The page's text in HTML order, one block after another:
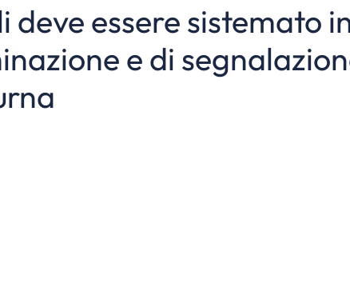
deve essere sistemato
e di